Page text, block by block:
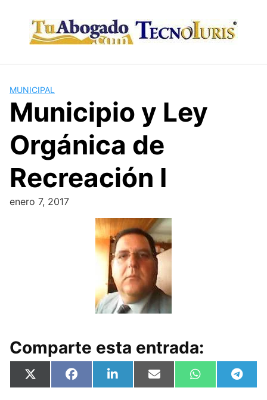
content
MUNICIPAL
Municipio y Ley
Orgánica de
Recreación I
enero 7, 2017
Comparte esta entrada:
Compartir
en
X
(
Compartir
en
F
a
Compartir
en
L
i
Compartir
en
E
m
Compartir
en
W
h
en
T
e